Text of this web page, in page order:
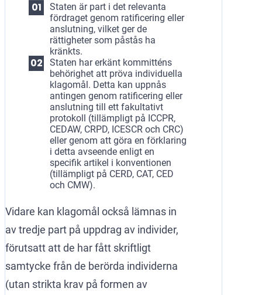
Staten är part i det relevanta
fördraget genom ratificering eller
anslutning, vilket ger de
rättigheter som påstås ha
kränkts.
Staten har erkänt kommitténs
behörighet att pröva individuella
klagomål. Detta kan uppnås
antingen genom ratificering eller
anslutning till ett fakultativt
protokoll (tillämpligt på ICCPR,
CEDAW, CRPD, ICESCR och CRC)
eller genom att göra en förklaring
i detta avseende enligt en
specifik artikel i konventionen
(tillämpligt på CERD, CAT, CED
och CMW).
Vidare kan klagomål också lämnas in
av tredje part på uppdrag av individer,
förutsatt att de har fått skriftligt
samtycke från de berörda individerna
(utan strikta krav på formen av